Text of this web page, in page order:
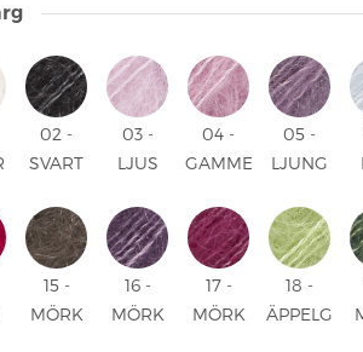
02 -
SVART
03 -
LJUS
UNI
04 -
GAMMELROSA
05 -
LJUNG
15 -
MÖRK
16 -
MÖRK
17 -
MÖRK
18 -